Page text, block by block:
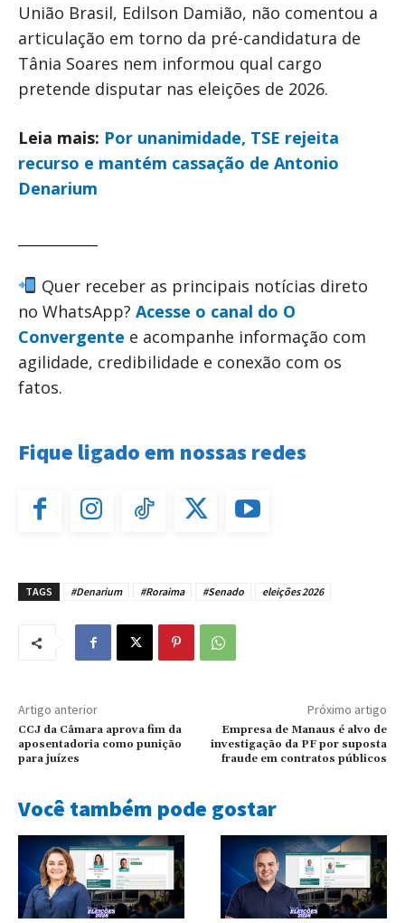
União Brasil, Edilson Damião, não comentou a
articulação em torno da pré-candidatura de
Tânia Soares nem informou qual cargo
pretende disputar nas eleições de 2026.
Leia mais: Por unanimidade, TSE rejeita
recurso e mantém cassação de Antonio
Denarium
Quer receber as principais notícias direto
no WhatsApp? Acesse o canal do O
Convergente e acompanhe informação com
agilidade, credibilidade e conexão com os
fatos.
Fique ligado em nossas redes
TAGS #Denarium #Roraima #Senado eleições 2026
Artigo anterior
CCJ da Câmara aprova fim da
aposentadoria como punição
para juízes
Próximo artigo
Empresa de Manaus é alvo de
investigação da PF por suposta
fraude em contratos públicos
Você também pode gostar